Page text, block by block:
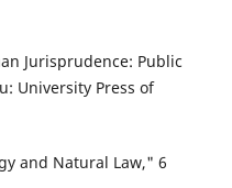
Jurisprudence: Public
University Press of
and Natural Law," 6